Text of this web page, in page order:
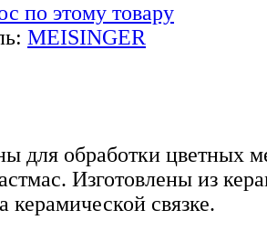
по этому товару
MEISINGER
для обработки цветных
Изготовлены из
керамической связке.